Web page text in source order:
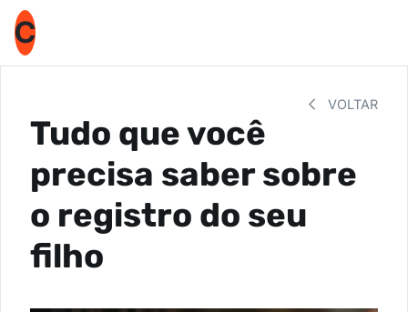
C
VOLTAR
Tudo que você
precisa saber sobre
o registro do seu
filho